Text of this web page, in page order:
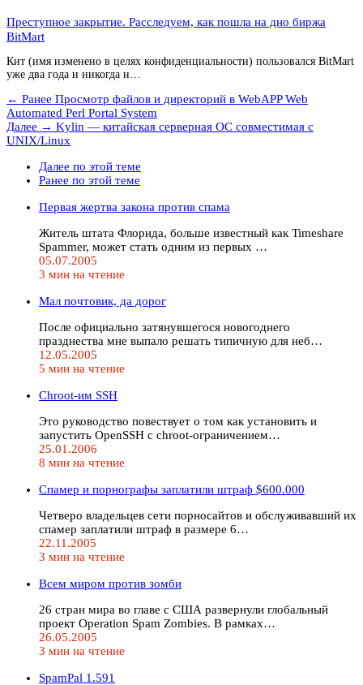
Преступное закрытие. Расследуем, как пошла на дно биржа
BitMart
Кит (имя изменено в целях конфиденциальности) пользовался BitMart
уже два года и никогда н…
← Ранее Просмотр файлов и директорий в WebAPP Web
Automated Perl Portal System
Далее → Kylin — китайская серверная ОС совместимая с
UNIX/Linux
Далее по этой теме
Ранее по этой теме
Первая жертва закона против спама
Житель штата Флорида, больше известный как Timeshare
Spammer, может стать одним из первых …
05.07.2005
3 мин на чтение
Мал почтовик, да дорог
После официально затянувшегося новогоднего
празднества мне выпало решать типичную для неб…
12.05.2005
5 мин на чтение
Chroot-им SSH
Это руководство повествует о том как установить и
запустить OpenSSH с chroot-ограничением…
25.01.2006
8 мин на чтение
Спамер и порнографы заплатили штраф $600.000
Четверо владельцев сети порносайтов и обслуживавший их
спамер заплатили штраф в размере 6…
22.11.2005
3 мин на чтение
Всем миром против зомби
26 стран мира во главе с США развернули глобальный
проект Operation Spam Zombies. В рамках…
26.05.2005
3 мин на чтение
SpamPal 1.591